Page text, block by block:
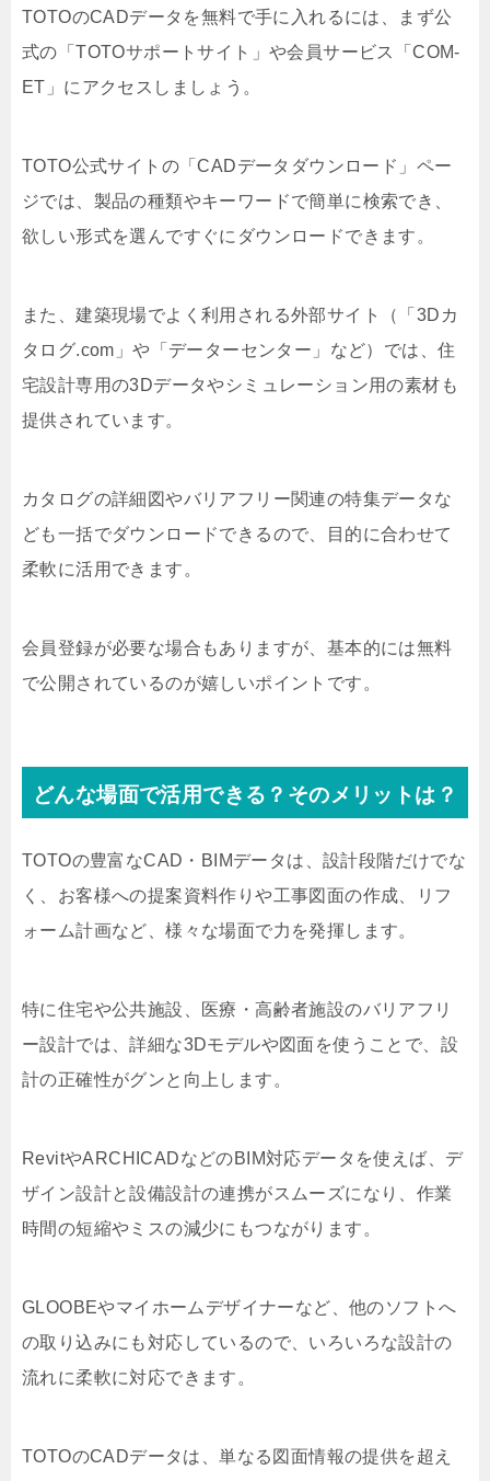
TOTOのCADデータを無料で手に入れるには、まず公
式の「TOTOサポートサイト」や会員サービス「COM-
ET」にアクセスしましょう。
TOTO公式サイトの「CADデータダウンロード」ペー
ジでは、製品の種類やキーワードで簡単に検索でき、
欲しい形式を選んですぐにダウンロードできます。
また、建築現場でよく利用される外部サイト（「3Dカ
タログ.com」や「データーセンター」など）では、住
宅設計専用の3Dデータやシミュレーション用の素材も
提供されています。
カタログの詳細図やバリアフリー関連の特集データな
ども一括でダウンロードできるので、目的に合わせて
柔軟に活用できます。
会員登録が必要な場合もありますが、基本的には無料
で公開されているのが嬉しいポイントです。
どんな場面で活用できる？そのメリットは？
TOTOの豊富なCAD・BIMデータは、設計段階だけでな
く、お客様への提案資料作りや工事図面の作成、リフ
ォーム計画など、様々な場面で力を発揮します。
特に住宅や公共施設、医療・高齢者施設のバリアフリ
ー設計では、詳細な3Dモデルや図面を使うことで、設
計の正確性がグンと向上します。
RevitやARCHICADなどのBIM対応データを使えば、デ
ザイン設計と設備設計の連携がスムーズになり、作業
時間の短縮やミスの減少にもつながります。
GLOOBEやマイホームデザイナーなど、他のソフトへ
の取り込みにも対応しているので、いろいろな設計の
流れに柔軟に対応できます。
TOTOのCADデータは、単なる図面情報の提供を超え